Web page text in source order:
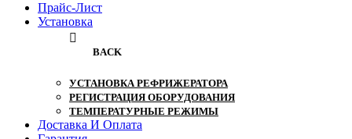
Прайс-Лист
Установка
BACK
УСТАНОВКА РЕФРИЖЕРАТОРА
РЕГИСТРАЦИЯ ОБОРУДОВАНИЯ
ТЕМПЕРАТУРНЫЕ РЕЖИМЫ
Доставка И Оплата